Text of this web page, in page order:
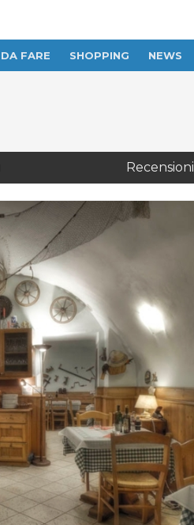
DA FARE SHOPPING NEWS
Recensioni